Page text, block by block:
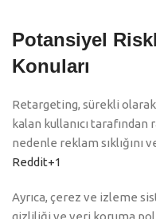
Potansiyel
Konuları
Retargeting, sürekli
kalan kullanıcı
nedenle reklam sıklığını
Reddit+1
Ayrıca, çerez ve izleme